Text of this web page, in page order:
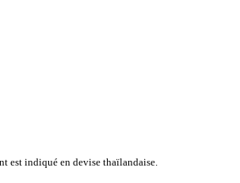
est indiqué en devise thaïlandaise.